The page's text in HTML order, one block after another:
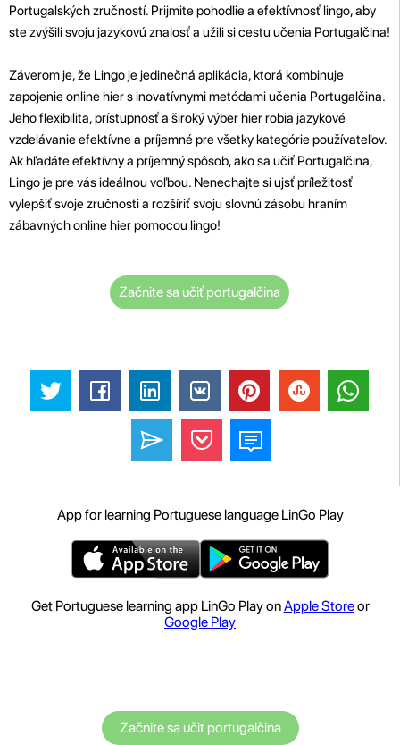
Portugalských zručností. Prijmite pohodlie a efektívnosť lingo, aby
ste zvýšili svoju jazykovú znalosť a užili si cestu učenia Portugalčina!
Záverom je, že Lingo je jedinečná aplikácia, ktorá kombinuje
zapojenie online hier s inovatívnymi metódami učenia Portugalčina.
Jeho flexibilita, prístupnosť a široký výber hier robia jazykové
vzdelávanie efektívne a príjemné pre všetky kategórie používateľov.
Ak hľadáte efektívny a príjemný spôsob, ako sa učiť Portugalčina,
Lingo je pre vás ideálnou voľbou. Nenechajte si ujsť príležitosť
vylepšiť svoje zručnosti a rozšíriť svoju slovnú zásobu hraním
zábavných online hier pomocou lingo!
Začnite sa učiť portugalčina
App for learning Portuguese language LinGo Play
Get Portuguese learning app LinGo Play onApple Storeor
Google Play
Začnite sa učiť portugalčina